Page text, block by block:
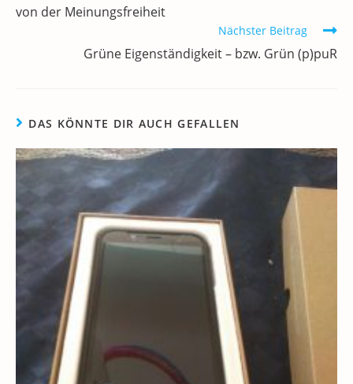
k
ansehen
von der Meinungsfreiheit
Nächster Beitrag
Grüne Eigenständigkeit – bzw. Grün (p)puR
DAS KÖNNTE DIR AUCH GEFALLEN